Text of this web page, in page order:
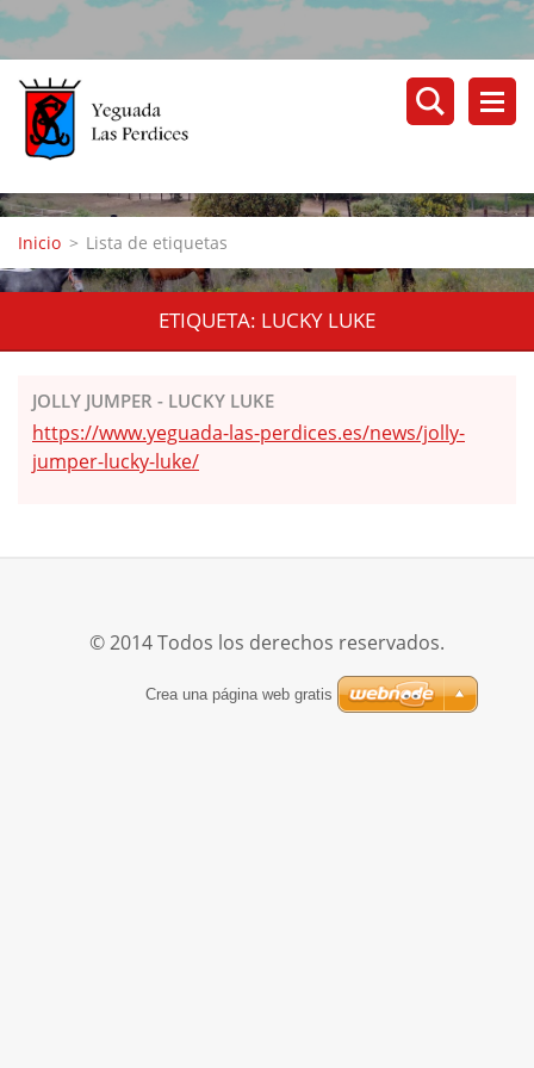
Inicio > Lista de etiquetas
ETIQUETA: LUCKY LUKE
JOLLY JUMPER - LUCKY LUKE
https://www.yeguada-las-perdices.es/news/jolly-
jumper-lucky-luke/
© 2014 Todos los derechos reservados.
Crea una página web gratis